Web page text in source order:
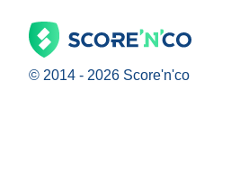
© 2014 - 2026 Score'n'co